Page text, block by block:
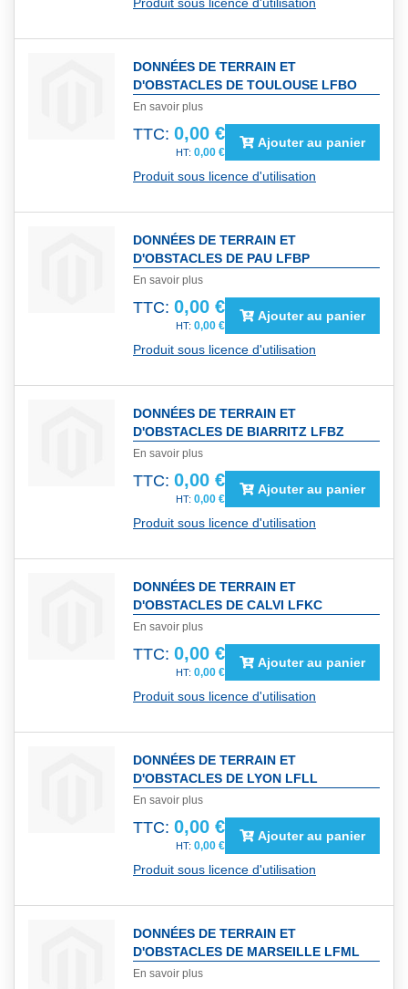
DONNÉES DE TERRAIN ET
D'OBSTACLES DE TOULOUSE LFBO
En savoir plus
TTC: 0,00 €
0,00 €
Ajouter au panier
Produit sous licence d'utilisation
DONNÉES DE TERRAIN ET
D'OBSTACLES DE PAU LFBP
En savoir plus
TTC: 0,00 €
0,00 €
Ajouter au panier
Produit sous licence d'utilisation
DONNÉES DE TERRAIN ET
D'OBSTACLES DE BIARRITZ LFBZ
En savoir plus
TTC: 0,00 €
0,00 €
Ajouter au panier
Produit sous licence d'utilisation
DONNÉES DE TERRAIN ET
D'OBSTACLES DE CALVI LFKC
En savoir plus
TTC: 0,00 €
0,00 €
Ajouter au panier
Produit sous licence d'utilisation
DONNÉES DE TERRAIN ET
D'OBSTACLES DE LYON LFLL
En savoir plus
TTC: 0,00 €
0,00 €
Ajouter au panier
Produit sous licence d'utilisation
DONNÉES DE TERRAIN ET
D'OBSTACLES DE MARSEILLE LFML
En savoir plus